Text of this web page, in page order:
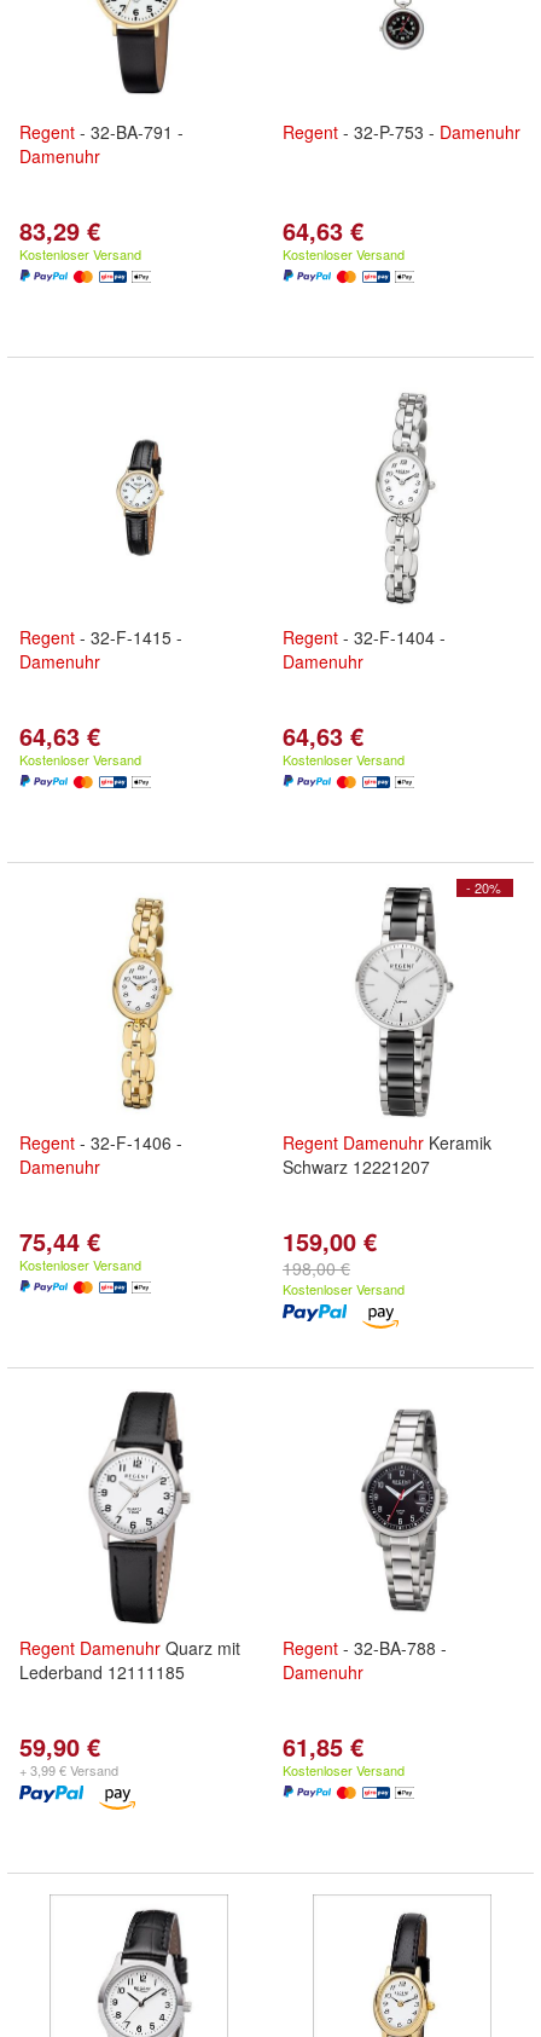
Regent - 32-BA-791 -
Damenuhr
83,29 €
Kostenloser Versand
Regent - 32-P-753 - Damenuhr
64,63 €
Kostenloser Versand
Regent - 32-F-1415 -
Damenuhr
64,63 €
Kostenloser Versand
Regent - 32-F-1404 -
Damenuhr
64,63 €
Kostenloser Versand
Regent - 32-F-1406 -
Damenuhr
75,44 €
Kostenloser Versand
- 20%
Regent Damenuhr Keramik
Schwarz 12221207
159,00 €
198,00 €
Kostenloser Versand
Regent Damenuhr Quarz mit
Lederband 12111185
59,90 €
+ 3,99 € Versand
Regent - 32-BA-788 -
Damenuhr
61,85 €
Kostenloser Versand